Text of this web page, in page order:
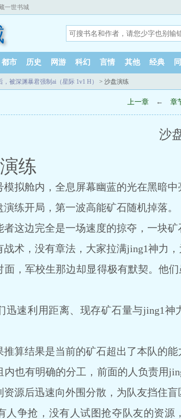
一世书城
都市 历史 网游 科幻 言情 其他 经典
被深渊暴君强制ai（星际 1v1 H） > 沙盘演练
上一章 ← 章
沙
练
舱内，全息屏幕幽蓝的光在黑暗中
开局，第一波高能矿石随机掉落。
边完全是一场速度的掠夺，一块矿
，没有章法，大家拉满jing1神力，
军校生那边却显得极有默契。他们
利用距离、现存矿石量与jing1神
结果是当前的矿石超出了本队的能
有明确的分工，前面的人负责用
资源后迅速向外围分散，为队友挡住盲
抢，没有人试图抢夺队友的资源